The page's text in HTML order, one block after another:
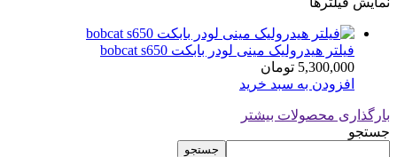
فیلتر هیدرولیک مینی لودر بابکت bobcat s650
5,300,000 تومان
افزودن به سبد خرید
بارگذاری محصولات بیشتر
جستجو
جستجو